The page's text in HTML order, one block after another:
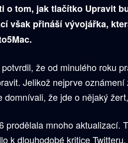
o tom, jak tlačítko Upravit
však přináší vývojářka,
že od minulého roku
Jelikož nejprve
domnívali, že jde o nějaký žert,
prodělala mnoho aktualizací.
k dlouhodobé kritice